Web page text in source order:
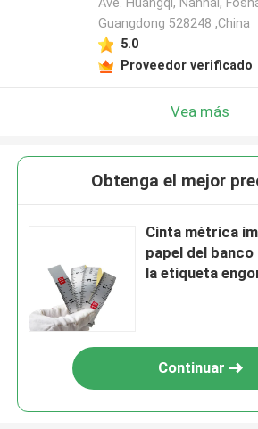
Guangdong 528248 ,China
5.0
Proveedor verificado
Vea más
Obtenga el mejor
Cinta métrica
papel del
la etiqueta
Continuar